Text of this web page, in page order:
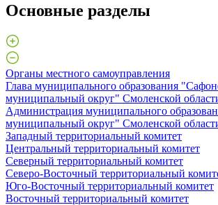
Основные разделы
Органы местного самоуправления
Глава муниципального образования
муниципальный округ" Смоленской
Администрация муниципального
муниципальный округ" Смоленской
Западный территориальный комитет
Центральный территориальный комитет
Северный территориальный комитет
Северо-Восточный территориальный
Юго-Восточный территориальный комитет
Восточный территориальный комитет